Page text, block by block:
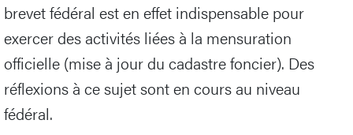
brevet fédéral est en effet indispensable pour
exercer des activités liées à la mensuration
officielle (mise à jour du cadastre foncier). Des
réflexions à ce sujet sont en cours au niveau
fédéral.